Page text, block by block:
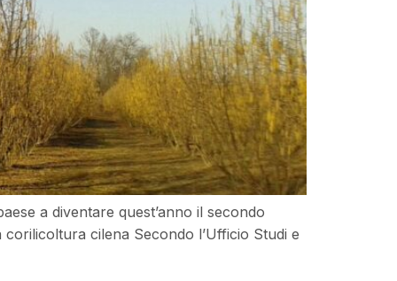
a diventare quest’anno il secondo
cilena Secondo l’Ufficio Studi e